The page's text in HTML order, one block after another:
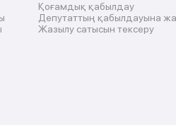
Қоғамдық қабылдау
Депутаттың қабылдауына
Жазылу сатысын тексеру